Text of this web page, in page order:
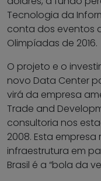
Tecnologia da
conta dos eventos
Olimpíadas de 2016.
O projeto e o
novo Data Center
virá da empresa
Trade and
consultoria nos
2008. Esta
infraestrutura em
Brasil é a “bola da